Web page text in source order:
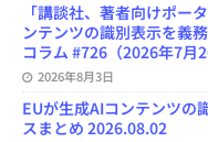
「講談社、著者向けポー
ンテンツの識別表示を義
コラム #726（2026年7月
2026年8月3日
EUが生成AIコンテンツの
スまとめ 2026.08.02